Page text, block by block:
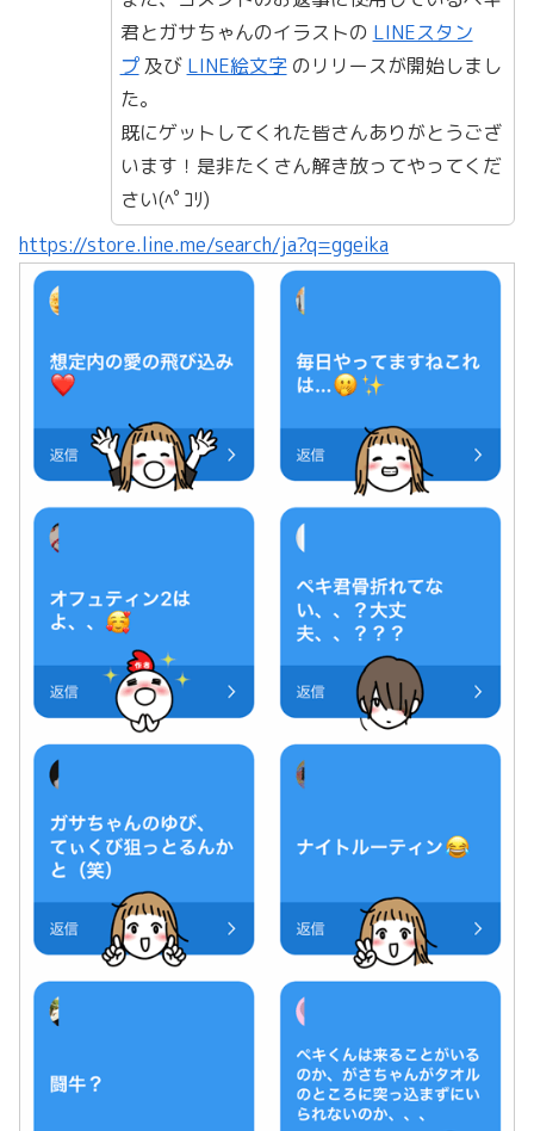
君とガサちゃんのイラストの LINEスタン
プ及び LINE絵文字のリリースが開始しまし
た。
既にゲットしてくれた皆さんありがとうござ
います！是非たくさん解き放ってやってくだ
さい(ﾍﾟｺﾘ)
https://store.line.me/search/ja?q=ggeika